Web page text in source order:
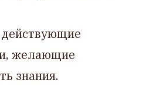
желающие
знания.